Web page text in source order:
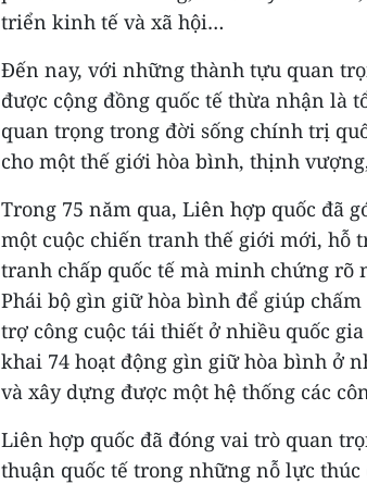
triển kinh tế và xã hội…
Đến nay, với những thành tựu quan
được cộng đồng quốc tế thừa nhận là
quan trọng trong đời sống chính trị
cho một thế giới hòa bình, thịnh
Trong 75 năm qua, Liên hợp quốc đã
một cuộc chiến tranh thế giới mới, hỗ
tranh chấp quốc tế mà minh chứng rõ
Phái bộ gìn giữ hòa bình để giúp
trợ công cuộc tái thiết ở nhiều quốc
khai 74 hoạt động gìn giữ hòa bình ở
và xây dựng được một hệ thống các
Liên hợp quốc đã đóng vai trò quan
thuận quốc tế trong những nỗ lực